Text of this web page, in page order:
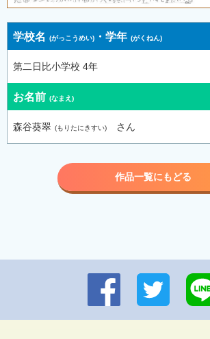
学校名 ・学年
第二日比小学校 4年
お名前
森谷葵翠 さん
作品一覧にもどる